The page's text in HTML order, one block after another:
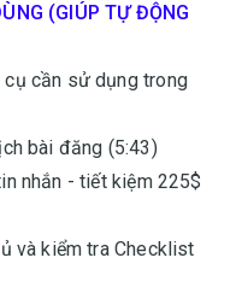
(GIÚP TỰ ĐỘNG
cụ cần sử dụng trong
bài đăng (5:43)
nhắn - tiết kiệm 225$
và kiểm tra Checklist